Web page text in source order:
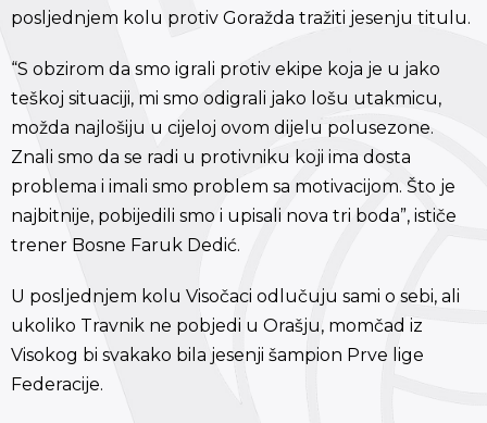
posljednjem kolu protiv Goražda tražiti jesenju titulu.
“S obzirom da smo igrali protiv ekipe koja je u jako
teškoj situaciji, mi smo odigrali jako lošu utakmicu,
možda najlošiju u cijeloj ovom dijelu polusezone.
Znali smo da se radi u protivniku koji ima dosta
problema i imali smo problem sa motivacijom. Što je
najbitnije, pobijedili smo i upisali nova tri boda”, ističe
trener Bosne Faruk Dedić.
U posljednjem kolu Visočaci odlučuju sami o sebi, ali
ukoliko Travnik ne pobjedi u Orašju, momčad iz
Visokog bi svakako bila jesenji šampion Prve lige
Federacije.